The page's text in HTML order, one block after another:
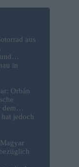
aus
in
Orbán
dem
jedoch